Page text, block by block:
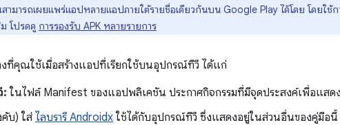
ารถเผยแพร่แอปหลายแอปภายใต้รายชื่อเดียวกันบน Google Play ได้โดย โดยใช้ก
โปรดดู การรองรับ APK หลายรายการ
ที่คุณใช้เมื่อสร้างแอปที่เรียกใช้บนอุปกรณ์ทีวี ได้แก่
: ในไฟล์ Manifest ของแอปพลิเคชัน ประกาศกิจกรรมที่มีจุดประสงค์เพื่อแส
บ) ใส่ ไลบรารี Androidx ใช้ได้กับอุปกรณ์ทีวี ซึ่งแสดงอยู่ในส่วนอื่นของคู่มือนี้